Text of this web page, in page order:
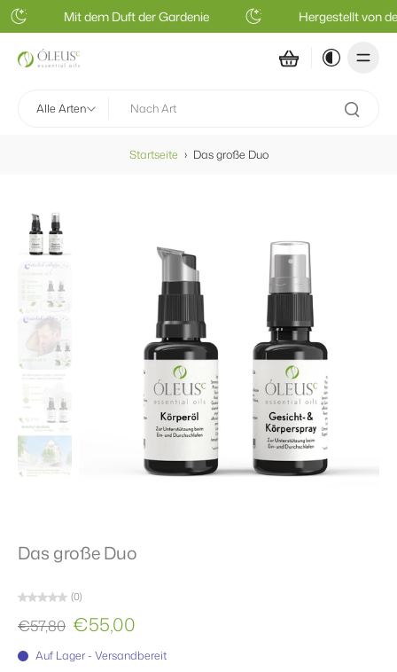
Mit dem Duft der Gardenie Hergestellt von
Alle Arten
Startseite › Das große Duo
Das große Duo
(0)
€57,80 €55,00
Auf Lager - Versandbereit